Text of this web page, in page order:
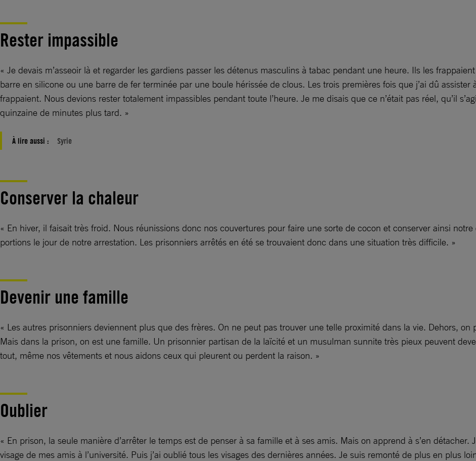
Rester impassible
« Je devais m’asseoir là et regarder les gardiens passer les détenus masculins à tabac pendant une heure. Ils les
barre en silicone ou une barre de fer terminée par une boule hérissée de clous. Les trois premières fois que j’ai dû assister
frappaient. Nous devions rester totalement impassibles pendant toute l’heure. Je me disais que ce n’était pas réel, qu’il
quinzaine de minutes plus tard. »
À lire aussi : Syrie
Conserver la chaleur
« En hiver, il faisait très froid. Nous réunissions donc nos couvertures pour faire une sorte de cocon et conserver ainsi
portions le jour de notre arrestation. Les prisonniers arrêtés en été se trouvaient donc dans une situation très difficile. »
Devenir une famille
« Les autres prisonniers deviennent plus que des frères. On ne peut pas trouver une telle proximité dans la vie. Dehors, on
Mais dans la prison, on est une famille. Un prisonnier partisan de la laïcité et un musulman sunnite très pieux peuvent
tout, même nos vêtements et nous aidons ceux qui pleurent ou perdent la raison. »
Oublier
« En prison, la seule manière d’arrêter le temps est de penser à sa famille et à ses amis. Mais on apprend à s’en détacher.
visage de mes amis à l’université. Puis j’ai oublié tous les visages des dernières années. Je suis remonté de plus en plus